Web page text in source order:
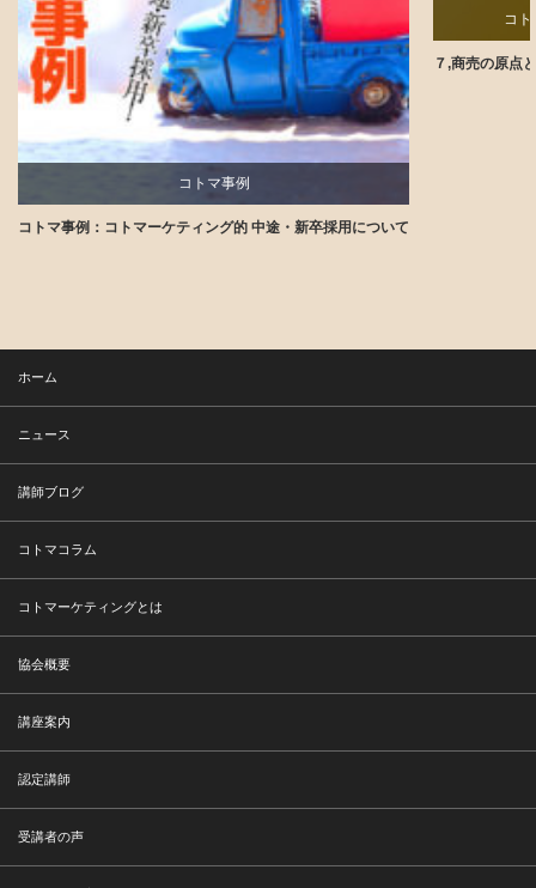
コトマ事例
講師ブログ
コトマ事例：コトマーケティング的 中途・新卒採用について
コ
７,商売の原点
ホーム
ニュース
講師ブログ
コトマコラム
コトマーケティングとは
協会概要
講座案内
認定講師
受講者の声